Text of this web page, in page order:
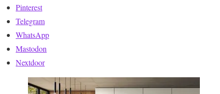
Pinterest
Telegram
WhatsApp
Mastodon
Nextdoor